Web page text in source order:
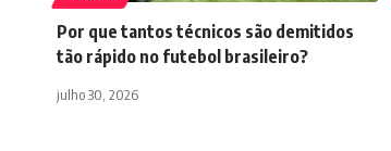
Por que tantos técnicos são demitidos
tão rápido no futebol brasileiro?
julho 30, 2026